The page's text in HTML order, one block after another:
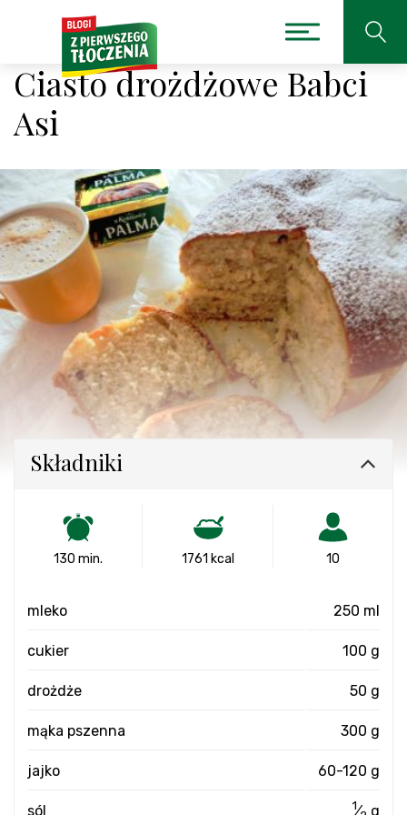
Ciasto drożdżowe Babci
Asi
Składniki
130 min. 1761 kcal 10
mleko 250 ml
cukier 100 g
drożdże 50 g
mąka pszenna 300 g
jajko 60-120 g
sól 1⁄ g